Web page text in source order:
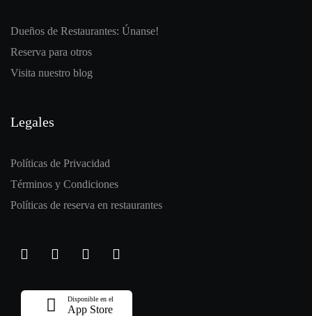
Dueños de Restaurantes: Únanse!
Reserva para otros
Visita nuestro blog
Legales
Políticas de Privacidad
Términos y Condiciones
Políticas de reserva en restaurantes
Disponible en el
App Store